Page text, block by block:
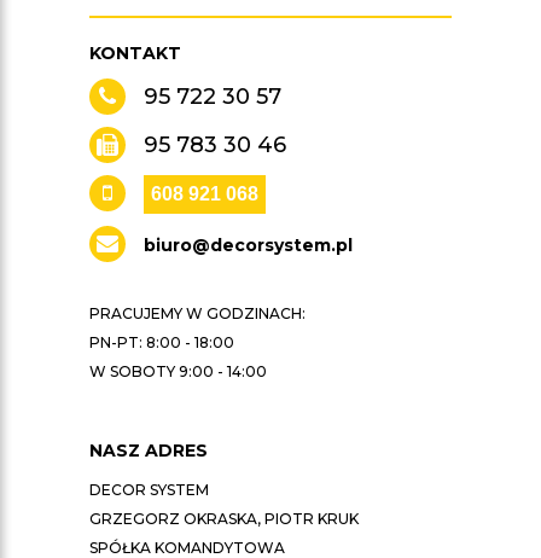
KONTAKT
95 722 30 57
95 783 30 46
608 921 068
biuro@decorsystem.pl
PRACUJEMY W GODZINACH:
PN-PT: 8:00 - 18:00
W SOBOTY 9:00 - 14:00
NASZ ADRES
DECOR SYSTEM
GRZEGORZ OKRASKA, PIOTR KRUK
SPÓŁKA KOMANDYTOWA